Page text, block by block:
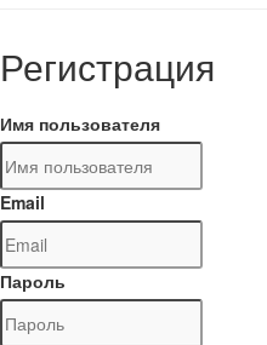
Регистрация
Имя пользователя
Email
Пароль